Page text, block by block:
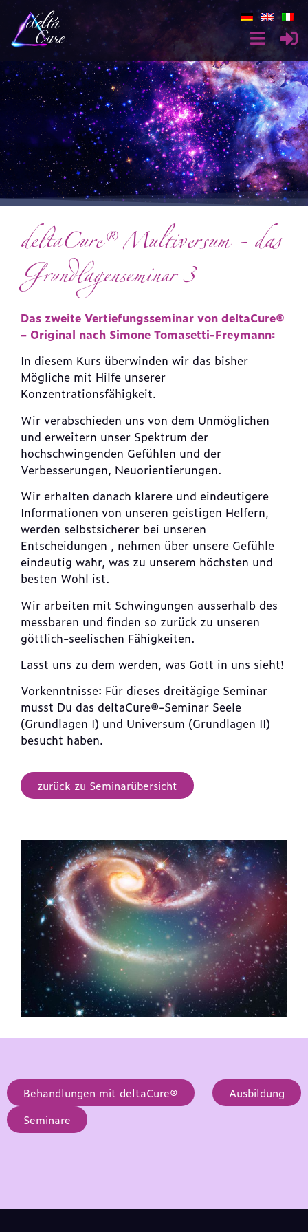
deltaCure® Multiversum - das
Grundlagenseminar 3
Das zweite Vertiefungsseminar von deltaCure®
– Original nach Simone Tomasetti-Freymann:
In diesem Kurs überwinden wir das bisher
Mögliche mit Hilfe unserer
Konzentrationsfähigkeit.
Wir verabschieden uns von dem Unmöglichen
und erweitern unser Spektrum der
hochschwingenden Gefühlen und der
Verbesserungen, Neuorientierungen.
Wir erhalten danach klarere und eindeutigere
Informationen von unseren geistigen Helfern,
werden selbstsicherer bei unseren
Entscheidungen , nehmen über unsere Gefühle
eindeutig wahr, was zu unserem höchsten und
besten Wohl ist.
Wir arbeiten mit Schwingungen ausserhalb des
messbaren und finden so zurück zu unseren
göttlich-seelischen Fähigkeiten.
Lasst uns zu dem werden, was Gott in uns sieht!
Vorkenntnisse: Für dieses dreitägige Seminar
musst Du das deltaCure®-Seminar Seele
(Grundlagen I) und Universum (Grundlagen II)
besucht haben.
zurück zu Seminarübersicht
Behandlungen mit deltaCure®
Ausbildung
Seminare